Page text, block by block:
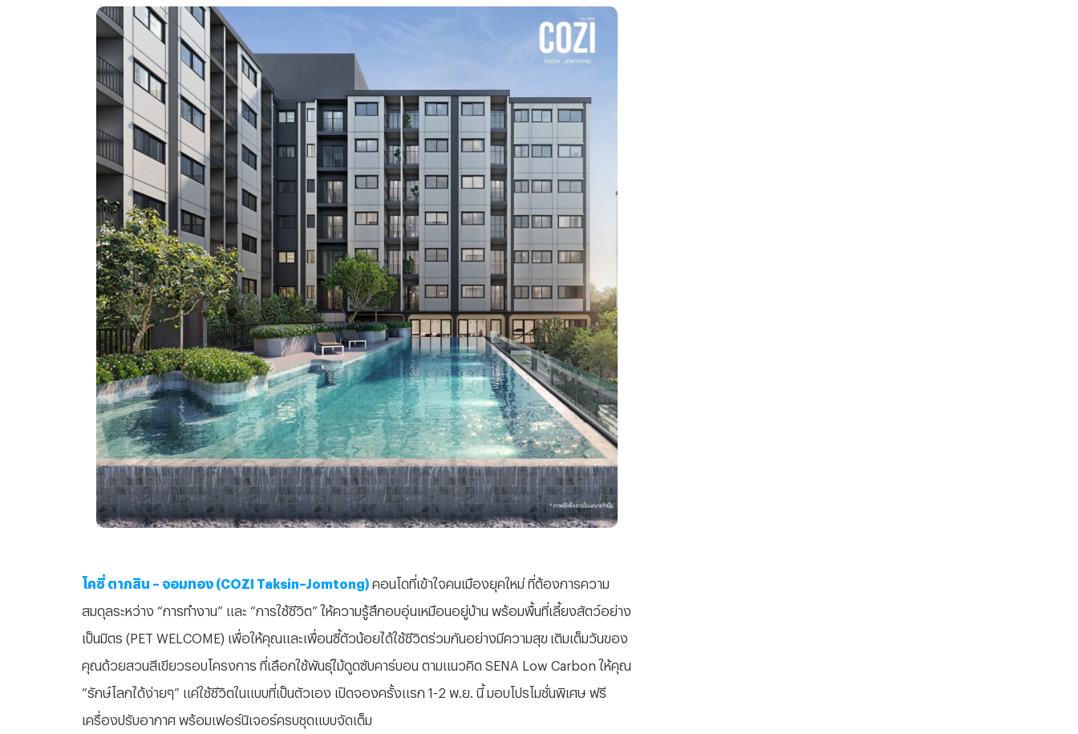
โคซี่ ตากสิน – จอมทอง (COZI Taksin–Jomtong) คอนโดที่เข้าใจคนเมืองยุคใหม่ ที่ต้องการความ
สมดุลระหว่าง “การทำงาน” และ “การใช้ชีวิต”ให้ความรู้สึกอบอุ่นเหมือนอยู่บ้าน พร้อมพื้นที่เลี้ยงสัตว์อย่าง
เป็นมิตร (PET WELCOME) เพื่อให้คุณและเพื่อนซี้ตัวน้อยได้ใช้ชีวิตร่วมกันอย่างมีความสุข เติมเต็มวันของ
คุณด้วยสวนสีเขียวรอบโครงการ ที่เลือกใช้พันธุ์ไม้ดูดซับคาร์บอน ตามแนวคิด SENA Low Carbonให้คุณ
“รักษ์โลกได้ง่ายๆ” แค่ใช้ชีวิตในแบบที่เป็นตัวเอง เปิดจองครั้งแรก 1-2 พ ย นี้ มอบโปรโมชั่นพิเศษ ฟรี
เครื่องปรับอากาศ พร้อมเฟอร์นิเจอร์ครบชุดแบบจัดเต็ม